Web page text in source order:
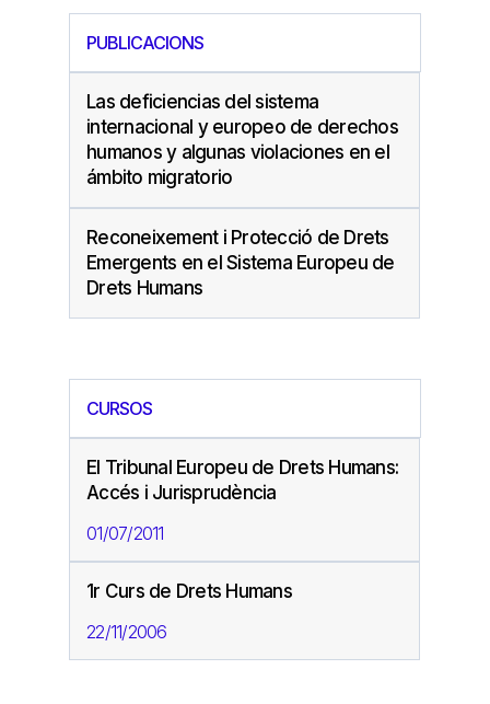
PUBLICACIONS
Las deficiencias del sistema
internacional y europeo de derechos
humanos y algunas violaciones en el
ámbito migratorio
Reconeixement i Protecció de Drets
Emergents en el Sistema Europeu de
Drets Humans
CURSOS
El Tribunal Europeu de Drets Humans:
Accés i Jurisprudència
01/07/2011
1r Curs de Drets Humans
22/11/2006